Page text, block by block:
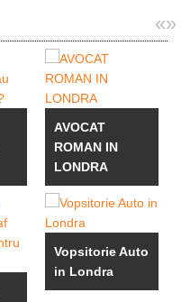
«»
AVOCAT
ROMAN IN
LONDRA
Vopsitorie Auto
in Londra